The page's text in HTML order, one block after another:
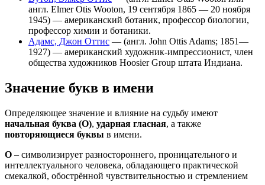
англ. Elmer Otis Wooton, 19 сентября 1865 — 20 ноября
1945) — американский ботаник, профессор биологии,
профессор химии и ботаники.
Адамс, Джон Оттис — (англ. John Ottis Adams; 1851—
1927) — американский художник-импрессионист, член
общества художников Hoosier Group штата Индиана.
Значение букв в имени
Определяющее значение и влияние на судьбу имеют
начальная буква (О), ударная гласная, а также
повторяющиеся буквы в имени.
О – символизирует разностороннего, проницательного и
интеллектуального человека, обладающего практической
смекалкой, обострённой чувствительностью и стремлением